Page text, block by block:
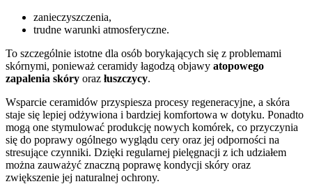
zanieczyszczenia,
trudne warunki atmosferyczne.
To szczególnie istotne dla osób borykających się z problemami
skórnymi, ponieważ ceramidy łagodzą objawy atopowego
zapalenia skóry oraz łuszczycy.
Wsparcie ceramidów przyspiesza procesy regeneracyjne, a skóra
staje się lepiej odżywiona i bardziej komfortowa w dotyku. Ponadto
mogą one stymulować produkcję nowych komórek, co przyczynia
się do poprawy ogólnego wyglądu cery oraz jej odporności na
stresujące czynniki. Dzięki regularnej pielęgnacji z ich udziałem
można zauważyć znaczną poprawę kondycji skóry oraz
zwiększenie jej naturalnej ochrony.